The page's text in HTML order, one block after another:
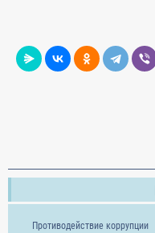
Противодействие коррупции